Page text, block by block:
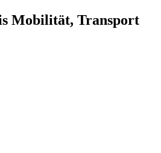
Mobilität, Transport